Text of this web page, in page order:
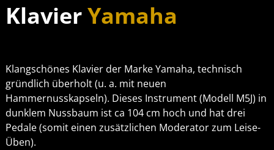
KlavierYamaha
Klangschönes Klavier der Marke Yamaha, technisch
gründlich überholt (u. a. mit neuen
Hammernusskapseln). Dieses Instrument (Modell M5J) in
dunklem Nussbaum ist ca 104 cm hoch und hat drei
Pedale (somit einen zusätzlichen Moderator zum Leise-
Üben).